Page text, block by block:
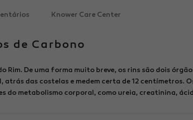
Knower Care Center
de Carbono
Rim. De uma forma muito breve, os rins são dois
das costelas e medem certa de 12 centímetros.
do metabolismo corporal, como ureia, creatinina,